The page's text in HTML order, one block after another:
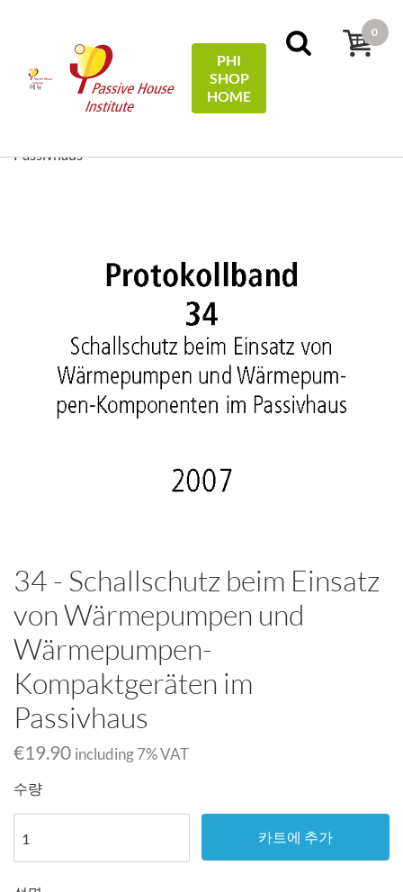
메뉴
PHI
SHOP
HOME
0
Protocols
34 - Schallschutz beim Einsatz von
Passivhaus
34 - Schallschutz beim Einsatz
von Wärmepumpen und
Wärmepumpen-
Kompaktgeräten im
Passivhaus
€19.90 including 7% VAT
수량
카트에 추가